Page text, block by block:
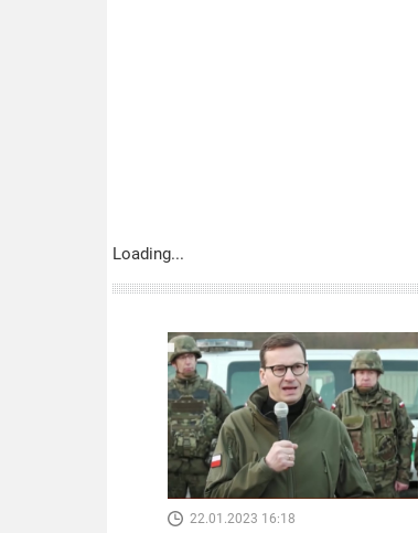
Loading...
22.01.2023 16:18